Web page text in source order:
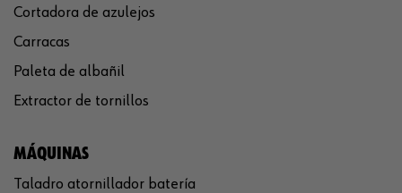
Cortadora de azulejos
Carracas
Paleta de albañil
Extractor de tornillos
MÁQUINAS
Taladro atornillador batería